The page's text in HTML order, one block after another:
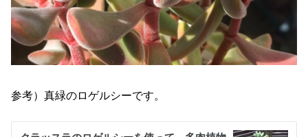
参考）真緑のロゲルシーです。